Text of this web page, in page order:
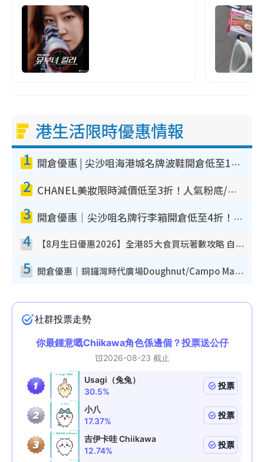
港生活限時優惠情報
1 開倉優惠 | 尖沙咀海港城名牌波鞋開倉低至1折！On鞋$899起／Joy&Peace鞋履$98起
2 CHANEL美妝限時減價低至3折！人氣粉底/唇膏/精華液低至$275！COCO香水都有平
3 開倉優惠｜尖沙咀名牌行李箱開倉低至4折！一連5日 American Tourister/ace./Hallmark $200起！
4 【8月生日優惠2026】全港85大食買玩著數攻略 自助餐/火鍋放題同行免費＋誠品/DONKI送現金券
5 開倉優惠｜銅鑼灣時代廣場Doughnut/Campo Marzio開倉低至1折！背囊、書包、手袋劈價$200起